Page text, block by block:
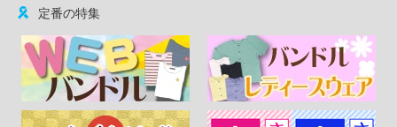
定番の特集